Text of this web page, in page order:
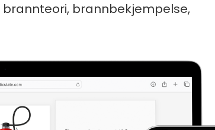
brannbekjempelse,